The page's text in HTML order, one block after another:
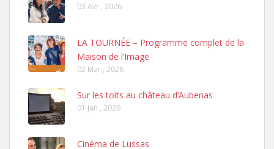
03 Avr , 2026
LA TOURNÉE – Programme complet de la
Maison de l’Image
02 Mar , 2026
Sur les toits au château d’Aubenas
01 Jan , 2026
Cinéma de Lussas